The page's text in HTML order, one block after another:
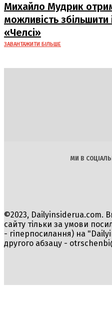
Михайло Мудрик
можливість збільшити
«Челсі»
ЗАВАНТАЖИТИ БІЛЬШЕ
МИ В
©2023, Dailyinsiderua.com.
сайту тільки за умови
- гіперпосилання) на
другого абзацу -